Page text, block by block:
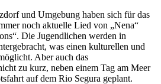
und Umgebung haben sich für das
noch aktuelle Lied von „Nena“
Die Jugendlichen werden in
was einen kulturellen und
Aber auch das
zu kurz, neben einem Tag am Meer
auf dem Rio Segura geplant.